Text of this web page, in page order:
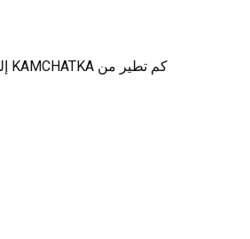
كم تطير من KAMCHATKA إلى موسكو؟